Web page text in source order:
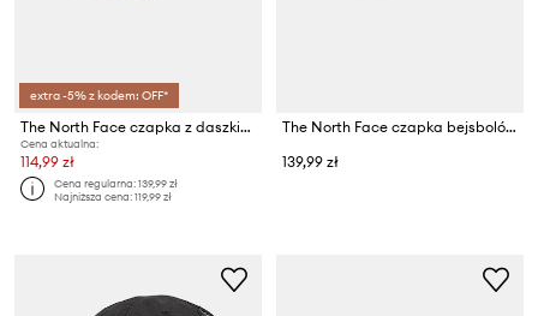
extra -5% z kodem: OFF*
The North Face czapka z daszkiem Horizon Trucker
Cena aktualna:
114,99 zł
Cena regularna:139,99 zł
Najniższa cena:119,99 zł
The North Face czapka bejsbolówka Rrecycled 66 Classic
139,99 zł